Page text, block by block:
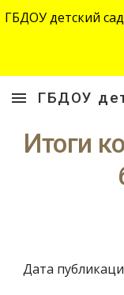
Skip to main content
Итоги
Дата